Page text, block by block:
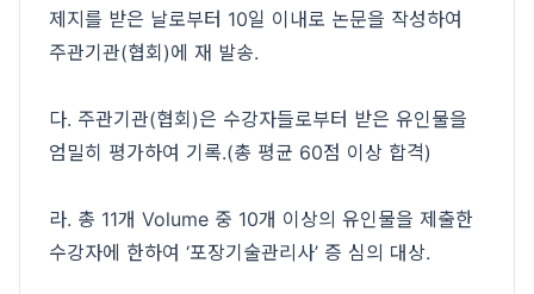
제지를 받은 날로부터 10일 이내로 논문을 작성하여
주관기관(협회)에 재 발송.
다. 주관기관(협회)은 수강자들로부터 받은 유인물을
엄밀히 평가하여 기록.(총 평균 60점 이상 합격)
라. 총 11개 Volume 중 10개 이상의 유인물을 제출한
수강자에 한하여 ‘포장기술관리사’ 증 심의 대상.